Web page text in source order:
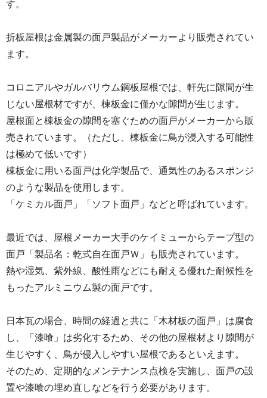
す。
折板屋根は金属製の面戸製品がメーカーより販売されてい
ます。
コロニアルやガルバリウム鋼板屋根では、軒先に隙間が生
じない屋根材ですが、棟板金に僅かな隙間が生じます。
屋根面と棟板金の隙間を塞ぐための面戸がメーカーから販
売されています。（ただし、棟板金に鳥が浸入する可能性
は極めて低いです）
棟板金に用いる面戸は化学製品で、通気性のあるスポンジ
のような製品を使用します。
「ケミカル面戸」「ソフト面戸」などと呼ばれています。
最近では、屋根メーカー大手のケイミューからテープ型の
面戸「製品名：乾式自在面戸Ｗ」も販売されています。
熱や湿気、紫外線、酸性雨などにも耐える優れた耐候性を
もったアルミニウム製の面戸です。
日本瓦の場合、時間の経過と共に「木材板の面戸」は腐食
し、「漆喰」は劣化するため、その他の屋根材より隙間が
生じやすく、鳥が侵入しやすい屋根であるといえます。
そのため、定期的なメンテナンス点検を実施し、面戸の設
置や漆喰の埋め直しなどを行う必要があります。